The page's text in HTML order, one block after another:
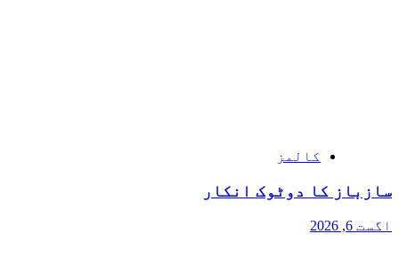
کالمز
سازباز کا دوٹوک انکار
اگست 6, 2026